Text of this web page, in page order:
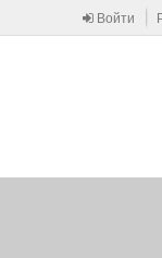
Войти